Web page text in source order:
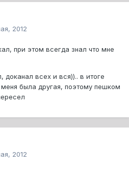
2012
при этом всегда знал что мне
доканал всех и вся)).. в итоге
была другая, поэтому пешком
2012